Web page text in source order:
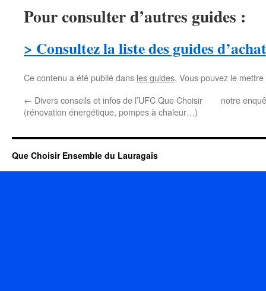
Pour consulter d’autres guides :
> Consultez la liste des guides d’achat
Ce contenu a été publié dans les guides. Vous pouvez le
← Divers conseils et infos de l’UFC Que Choisir
(rénovation énergétique, pompes à chaleur…)
notre
Que Choisir Ensemble du Lauragais